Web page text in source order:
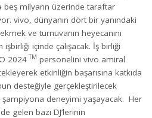
beş milyarın üzerinde taraftar
vivo, dünyanın dört bir yanındaki
ve turnuvanın heyecanını
işbirliği içinde çalışacak. İş birliği
2024TM personelini vivo amiral
etkinliğin başarısına katkıda
desteğiyle gerçekleştirilecek
şampiyona deneyimi yaşayacak. Her
gelen bazı DJ’lerinin